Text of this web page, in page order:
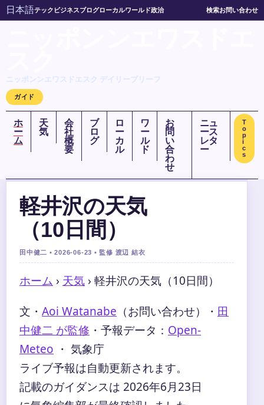
日本語テック ビジネスブログローカルワールド政治 検索お問い合わせ
ニッポンンエワスドエスク デイリーブリーフ
ガイド
ホ
ー
ム
天
気
会
社
概
要
ブ
ロ
グ
ロ
ー
カ
ル
ワ
ー
ル
ド
お
問
い
合
わ
せ
ニュ
ース
レタ
ー
T
o
p
i
c
s
軽井沢の天気
（10日間）
田中健二 • 2026-06-23 • 監修 渡辺 結衣
ホーム › 天気 › 軽井沢の天気（10日間）
文・ Aoi Watanabe （お問い合わせ） ・ 田
中健二 が監修 ・ 予報データ： Open-
Meteo ・ 気象庁
ライブ予報は自動更新されます。
記載のガイダンスは 2026年6月23日